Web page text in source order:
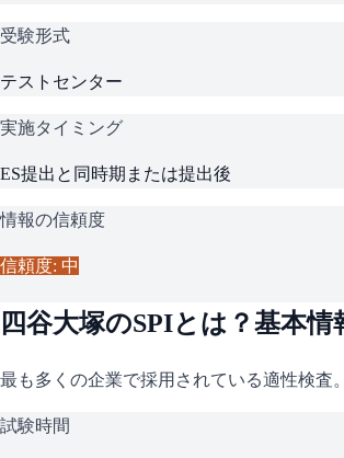
受験形式
テストセンター
実施タイミング
ES提出と同時期または提出後
情報の信頼度
信頼度: 中
四谷大塚のSPIとは？基本情
最も多くの企業で採用されている適性検査
試験時間